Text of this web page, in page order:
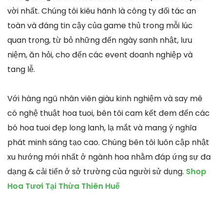
vời nhất. Chúng tôi kiêu hãnh là công ty đối tác an
toàn và đáng tin cậy của game thủ trong mỗi lúc
quan trọng, từ bỏ những đến ngày sanh nhật, lưu
niệm, ăn hỏi, cho đến các event doanh nghiệp và
tang lễ.
Với hàng ngũ nhân viên giàu kinh nghiệm và say mê
có nghệ thuật hoa tuoi, bên tôi cam kết đem đến các
bó hoa tuoi đẹp long lanh, lạ mắt và mang ý nghĩa
phát minh sáng tạo cao. Chúng bên tôi luôn cập nhật
xu hướng mới nhất ở ngành hoa nhằm đáp ứng sự đa
dạng & cải tiến ở sở trường của người sử dụng. Shop
Hoa Tươi Tại Thừa Thiên Huế